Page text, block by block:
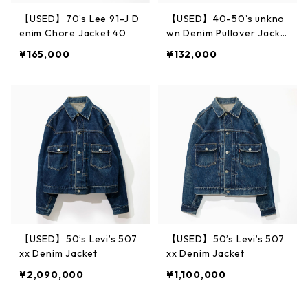
【USED】70’s Lee 91-J D
enim Chore Jacket 40
¥165,000
【USED】40-50’s unkno
wn Denim Pullover Jacke
¥132,000
【USED】50’s Levi’s 507
xx Denim Jacket
¥2,090,000
【USED】50’s Levi’s 507
xx Denim Jacket
¥1,100,000